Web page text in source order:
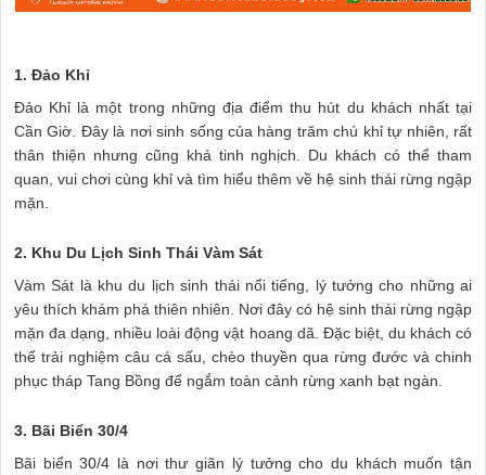
1. Đảo Khỉ
Đảo Khỉ là một trong những địa điểm thu hút du khách nhất tại
Cần Giờ. Đây là nơi sinh sống của hàng trăm chú khỉ tự nhiên, rất
thân thiện nhưng cũng khá tinh nghịch. Du khách có thể tham
quan, vui chơi cùng khỉ và tìm hiểu thêm về hệ sinh thái rừng ngập
mặn.
2. Khu Du Lịch Sinh Thái Vàm Sát
Vàm Sát là khu du lịch sinh thái nổi tiếng, lý tưởng cho những ai
yêu thích khám phá thiên nhiên. Nơi đây có hệ sinh thái rừng ngập
mặn đa dạng, nhiều loài động vật hoang dã. Đặc biệt, du khách có
thể trải nghiệm câu cá sấu, chèo thuyền qua rừng đước và chinh
phục tháp Tang Bồng để ngắm toàn cảnh rừng xanh bạt ngàn.
3. Bãi Biển 30/4
Bãi biển 30/4 là nơi thư giãn lý tưởng cho du khách muốn tận